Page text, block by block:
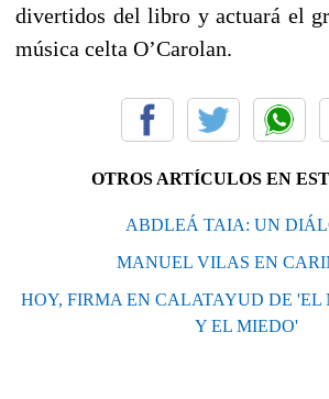
divertidos del libro y actuará el
música celta O’Carolan.
OTROS ARTÍCULOS EN
ABDLEÁ TAIA: UN
MANUEL VILAS EN
HOY, FIRMA EN CALATAYUD DE 'EL
Y EL MIEDO'